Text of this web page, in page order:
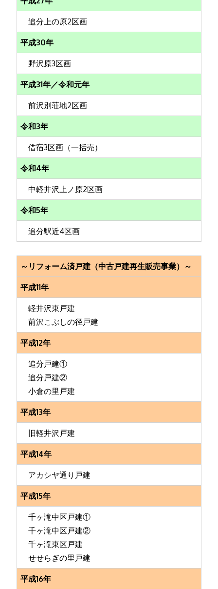
追分上の原2区画
平成30年
野沢原3区画
平成31年／令和元年
前沢別荘地2区画
令和3年
借宿3区画（一括売）
令和4年
中軽井沢上ノ原2区画
令和5年
追分駅近4区画
～リフォーム済戸建（中古戸建再生販売事業）～
平成11年
軽井沢東戸建
前沢こぶしの径戸建
平成12年
追分戸建①
追分戸建②
小倉の里戸建
平成13年
旧軽井沢戸建
平成14年
アカシヤ通り戸建
平成15年
千ヶ滝中区戸建①
千ヶ滝中区戸建②
千ヶ滝東区戸建
せせらぎの里戸建
平成16年